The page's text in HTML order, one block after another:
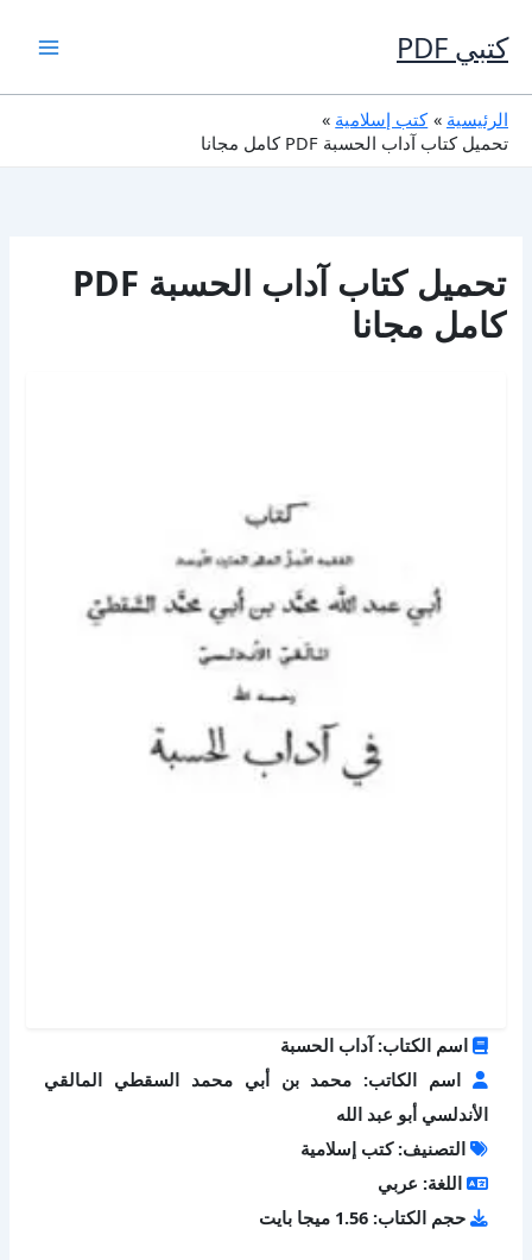
إلى
المحتوى
كتبي PDF
الرئيسية
كتب إسلامية
تحميل كتاب آداب الحسبة PDF كامل مجانا
تحميل كتاب آداب الحسبة PDF
كامل مجانا
اسم الكتاب: آداب الحسبة
اسم الكاتب: محمد بن أبي محمد السقطي المالقي
الأندلسي أبو عبد الله
التصنيف: كتب إسلامية
اللغة: عربي
حجم الكتاب: 1.56 ميجا بايت